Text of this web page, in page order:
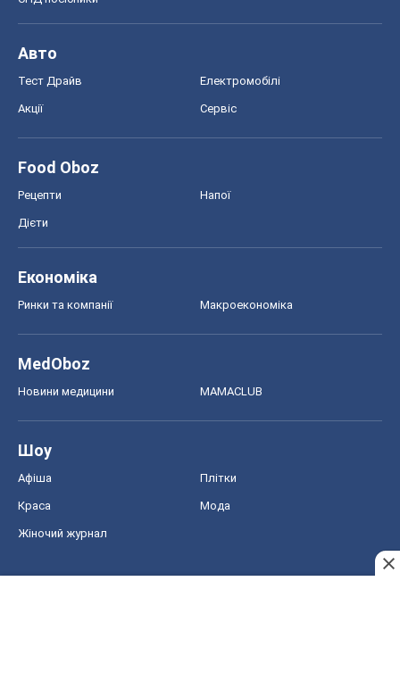
Авто
Тест Драйв Електромобілі
Акції Сервіс
Food Oboz
Рецепти Напої
Дієти
Економіка
Ринки та компанії Макроекономіка
MedOboz
Новини медицини MAMACLUB
Шоу
Афіша Плітки
Краса Мода
Жіночий журнал